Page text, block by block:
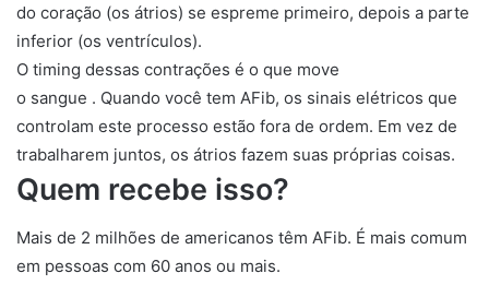
do coração (os átrios) se espreme primeiro, depois a parte
inferior (os ventrículos).
O timing dessas contrações é o que move
o sangue . Quando você tem AFib, os sinais elétricos que
controlam este processo estão fora de ordem. Em vez de
trabalharem juntos, os átrios fazem suas próprias coisas.
Quem recebe isso?
Mais de 2 milhões de americanos têm AFib. É mais comum
em pessoas com 60 anos ou mais.